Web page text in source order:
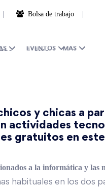
Bolsa de trabajo
EVENTOS MÁS
y chicas a
actividades
gratuitos en este
a la informática y las
habituales en los dos